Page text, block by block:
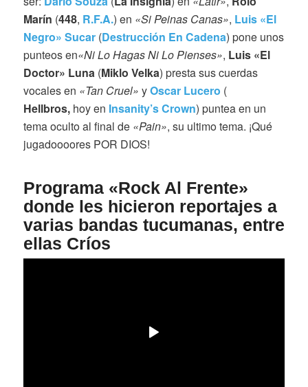
Marín (448, R.F.A.) en «Si Peinas Canas», Luis «El
Negro» Sucar (Destrucción En Cadena) pone unos
punteos en«Ni Lo Hagas Ni Lo Pienses», Luis «El
Doctor» Luna(Miklo Velka) presta sus cuerdas
vocales en «Tan Cruel» yOscar Lucero (
Hellbros,hoy en Insanity’s Crown) puntea en un
tema oculto al final de «Pain», su ultimo tema. ¡Qué
jugadoooores POR DIOS!
Programa «Rock Al Frente»
donde les hicieron reportajes a
varias bandas tucumanas, entre
ellas Críos